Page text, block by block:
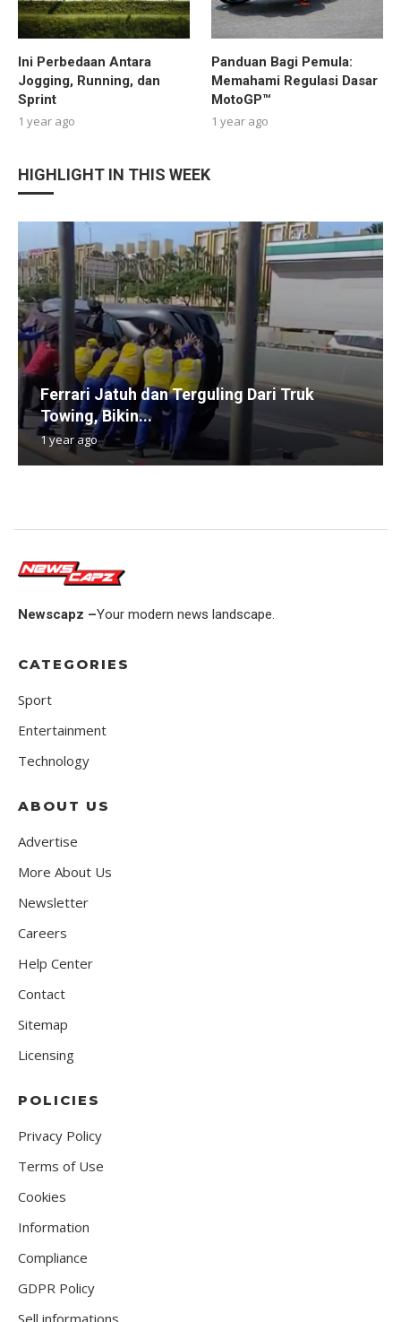
Ini Perbedaan Antara
Jogging, Running, dan
Sprint
1 year ago
Panduan Bagi Pemula:
Memahami Regulasi Dasar
MotoGP™
1 year ago
HIGHLIGHT IN THIS WEEK
Ferrari Jatuh dan Terguling Dari Truk
Towing, Bikin...
1 year ago
Newscapz –Your modern news landscape.
CATEGORIES
Sport
Entertainment
Technology
ABOUT US
Advertise
More About Us
Newsletter
Careers
Help Center
Contact
Sitemap
Licensing
POLICIES
Privacy Policy
Terms of Use
Cookies
Information
Compliance
GDPR Policy